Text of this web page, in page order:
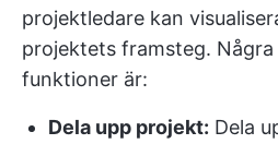
projektledare kan
projektets framsteg.
funktioner är:
Dela upp projekt: Dela